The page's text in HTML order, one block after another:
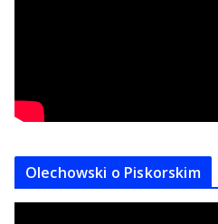
Olechowski o Piskorskim